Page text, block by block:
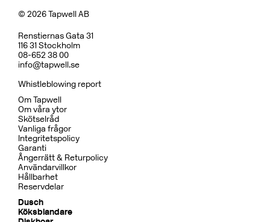
Badkarsblandare
BOX026 Mattsvart
CR MB LU
Pris 15995 kr